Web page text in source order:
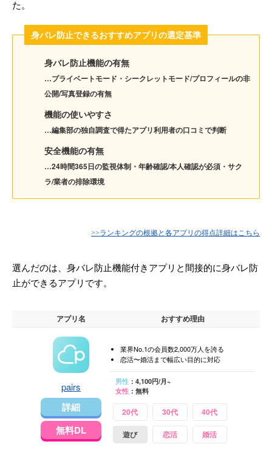
た。
身バレ防止できるおすすめアプリの選定基準
身バレ防止機能の有無
…プライベートモード・シークレットモード/プロフィールの非
公開/写真登録の有無
機能の使いやすさ
…編集部の独自調査で得たアプリ利用者の口コミで判断
安全機能の有無
…24時間365日の監視体制・年齢確認/本人確認が必須・サク
ラ/業者の排除環境
>>ランキングの根拠と各アプリの得点詳細はこちら
選んだのは、身バレ防止機能付きアプリと間接的に身バレ防
止ができるアプリです。
アプリ名 おすすめ理由
pairs
詳細
無料DL
業界No.1の会員数2,000万人を誇る
恋活〜婚活まで幅広い目的に対応
男性：4,100円/月~
女性：無料
20代 30代 40代
遊び 恋活 婚活